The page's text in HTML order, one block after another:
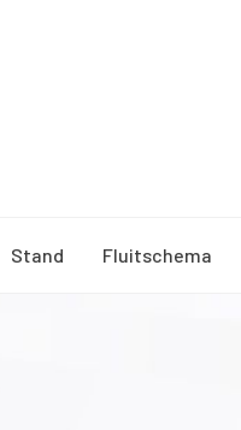
Stand Fluitschema